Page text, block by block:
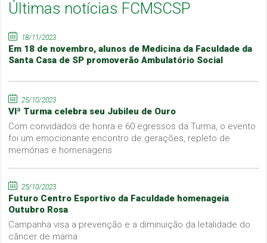
Últimas notícias FCMSCSP
18/11/2023
Em 18 de novembro, alunos de Medicina da Faculdade da
Santa Casa de SP promoverão Ambulatório Social
25/10/2023
VIª Turma celebra seu Jubileu de Ouro
Com convidados de honra e 60 egressos da Turma, o evento
foi um emocionante encontro de gerações, repleto de
memórias e homenagens
25/10/2023
Futuro Centro Esportivo da Faculdade homenageia
Outubro Rosa
Campanha visa a prevenção e a diminuição da letalidade do
câncer de mama